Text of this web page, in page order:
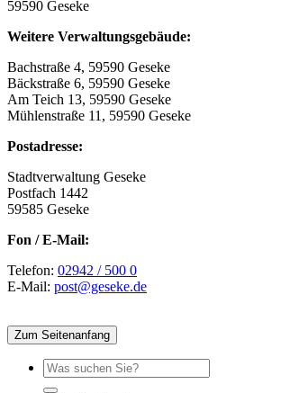
59590 Geseke
Weitere Verwaltungsgebäude:
Bachstraße 4, 59590 Geseke
Bäckstraße 6, 59590 Geseke
Am Teich 13, 59590 Geseke
Mühlenstraße 11, 59590 Geseke
Postadresse:
Stadtverwaltung Geseke
Postfach 1442
59585 Geseke
Fon / E-Mail:
Telefon: 02942 / 500 0
E-Mail: post@geseke.de
Zum Seitenanfang